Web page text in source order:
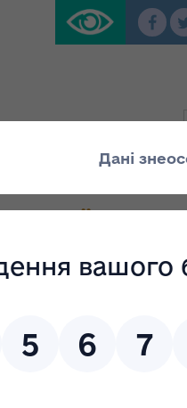
правових
нормативно-правових